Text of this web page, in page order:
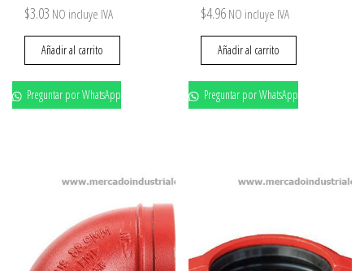
$3.03 NO incluye IVA
Añadir al carrito
Preguntar por WhatsApp
$4.96 NO incluye IVA
Añadir al carrito
Preguntar por WhatsApp